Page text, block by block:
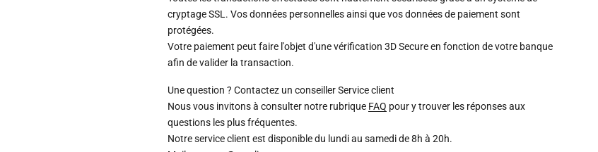
cryptage SSL. Vos données personnelles ainsi que vos données de paiement sont
protégées.
Votre paiement peut faire l'objet d'une vérification 3D Secure en fonction de votre banque
afin de valider la transaction.
Une question ? Contactez un conseiller Service client
Nous vous invitons à consulter notre rubrique FAQ pour y trouver les réponses aux
questions les plus fréquentes.
Notre service client est disponible du lundi au samedi de 8h à 20h.